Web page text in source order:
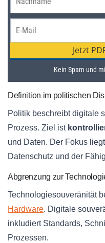
Definition im politischen
Politik beschreibt digitale
Prozess. Ziel ist
und Daten. Der Fokus
Datenschutz und der
Abgrenzung zur
Technologiesouveränität
Hardware. Digitale
inkludiert Standards,
Prozessen.